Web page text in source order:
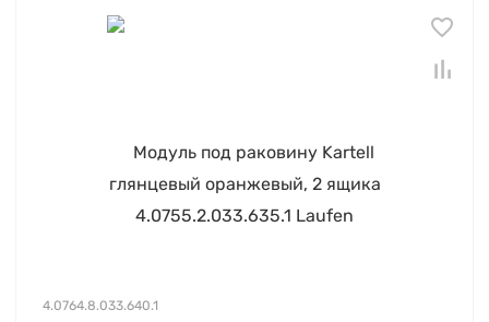
4.0764.8.033.640.1